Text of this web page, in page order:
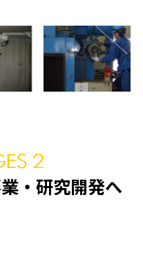
・研究開発へ